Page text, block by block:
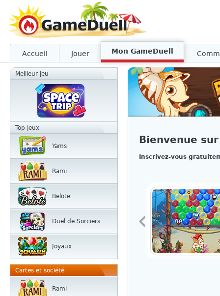
Accueil Jouer Mon GameDuell
Meilleur jeu
Top jeux
Yams
Rami
Belote
Duel de Sorciers
Joyaux
Cartes et société
Rami
Bienvenue
Inscrivez-vous